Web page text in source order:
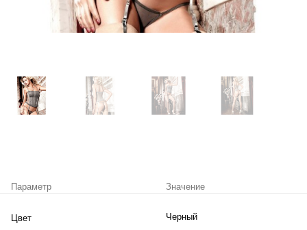
Параметр Значение
Цвет Черный